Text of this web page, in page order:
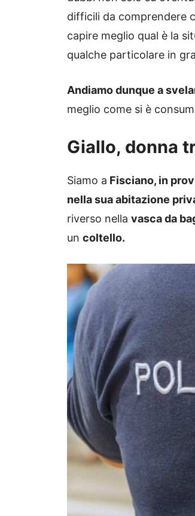
difficili da comprendere
capire meglio qual è la
qualche particolare in
Andiamo dunque a
meglio come si è
Giallo, donna
Siamo a Fisciano, in
nella sua abitazione
riverso nella vasca da
un coltello.